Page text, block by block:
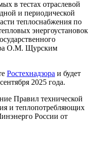
в тестах отраслевой
и периодической
теплоснабжения по
энергоустановок
О.М. Щурским
Ростехнадзора и будет
2025 года.
Правил технической
и теплопотребляющих
России от